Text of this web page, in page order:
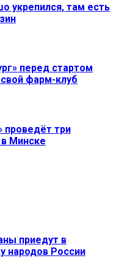
укрепился, там есть
перед стартом
фарм-клуб
проведёт три
Минске
приедут в
народов России